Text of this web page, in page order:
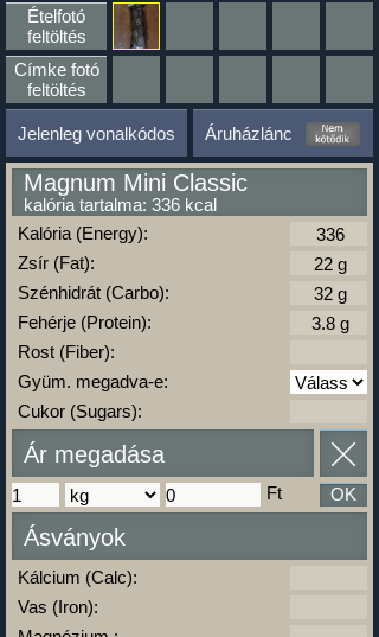
Ételfotó
feltöltés
Címke fotó
feltöltés
Jelenleg vonalkódos Áruházlánc
Magnum Mini Classic
kalória tartalma: 336 kcal
Kalória (Energy):
Zsír (Fat):
Szénhidrát (Carbo):
Fehérje (Protein):
Rost (Fiber):
Gyüm. megadva-e:
Cukor (Sugars):
Ár megadása
Ft OK
Ásványok
Kálcium (Calc):
Vas (Iron):